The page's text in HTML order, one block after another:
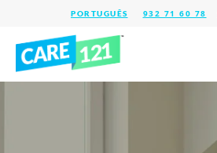
932 71 60 78